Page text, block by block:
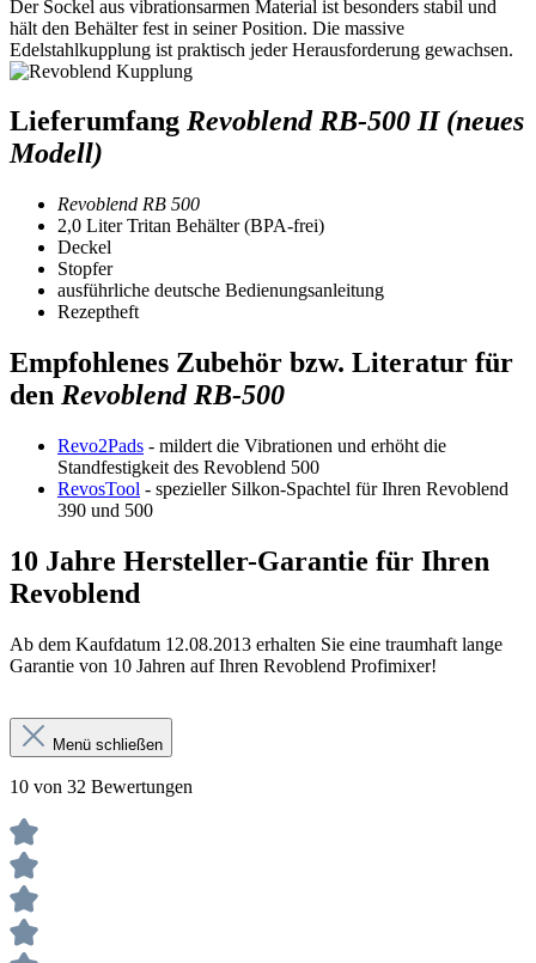
Der Sockel aus vibrationsarmen Material ist besonders stabil und
hält den Behälter fest in seiner Position. Die massive
Edelstahlkupplung ist praktisch jeder Herausforderung gewachsen.
Lieferumfang Revoblend RB-500 II (neues
Modell)
Revoblend RB 500
2,0 Liter Tritan Behälter (BPA-frei)
Deckel
Stopfer
ausführliche deutsche Bedienungsanleitung
Rezeptheft
Empfohlenes Zubehör bzw. Literatur für
den Revoblend RB-500
Revo2Pads - mildert die Vibrationen und erhöht die
Standfestigkeit des Revoblend 500
RevosTool - spezieller Silkon-Spachtel für Ihren Revoblend
390 und 500
10 Jahre Hersteller-Garantie für Ihren
Revoblend
Ab dem Kaufdatum 12.08.2013 erhalten Sie eine traumhaft lange
Garantie von 10 Jahren auf Ihren Revoblend Profimixer!
Menü schließen
10 von 32 Bewertungen